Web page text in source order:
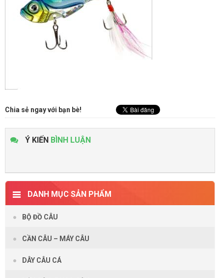
Chia sẻ ngay với bạn bè!
Ý KIẾN BÌNH LUẬN
DANH MỤC SẢN PHẨM
BỘ ĐỒ CÂU
CẦN CÂU – MÁY CÂU
DÂY CÂU CÁ